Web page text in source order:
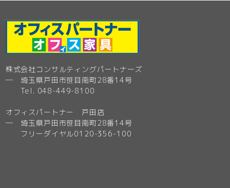
株式会社コンサルティングパートナーズ
─ 埼玉県戸田市笹目南町28番14号
Tel. 048-449-8100
オフィスパートナー 戸田店
─ 埼玉県戸田市笹目南町28番14号
フリーダイヤル0120-356-100